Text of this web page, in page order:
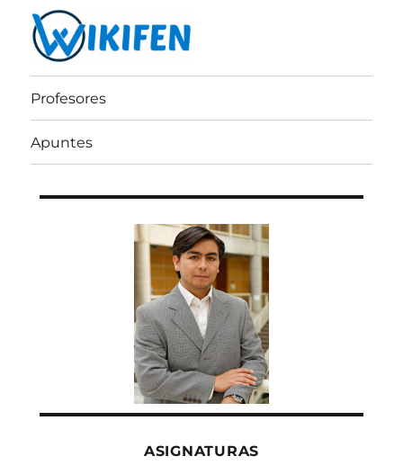
Wikifen
Profesores
Apuntes
ASIGNATURAS